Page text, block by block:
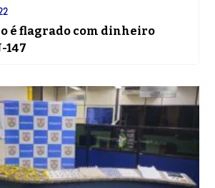
é flagrado com dinheiro
147